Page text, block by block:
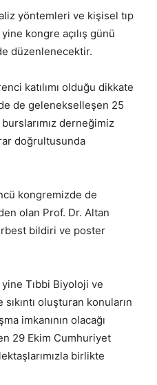
yöntemleri ve kişisel tıp
kongre açılış günü
düzenlenecektir.
katılımı olduğu dikkate
de gelenekselleşen 25
burslarımız derneğimiz
doğrultusunda
kongremizde de
olan Prof. Dr. Altan
bildiri ve poster
Tıbbi Biyoloji ve
oluşturan konuların
imkanının olacağı
29 Ekim Cumhuriyet
birlikte